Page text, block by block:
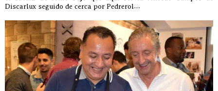
Discarlux seguido de cerca por Pedrerol…